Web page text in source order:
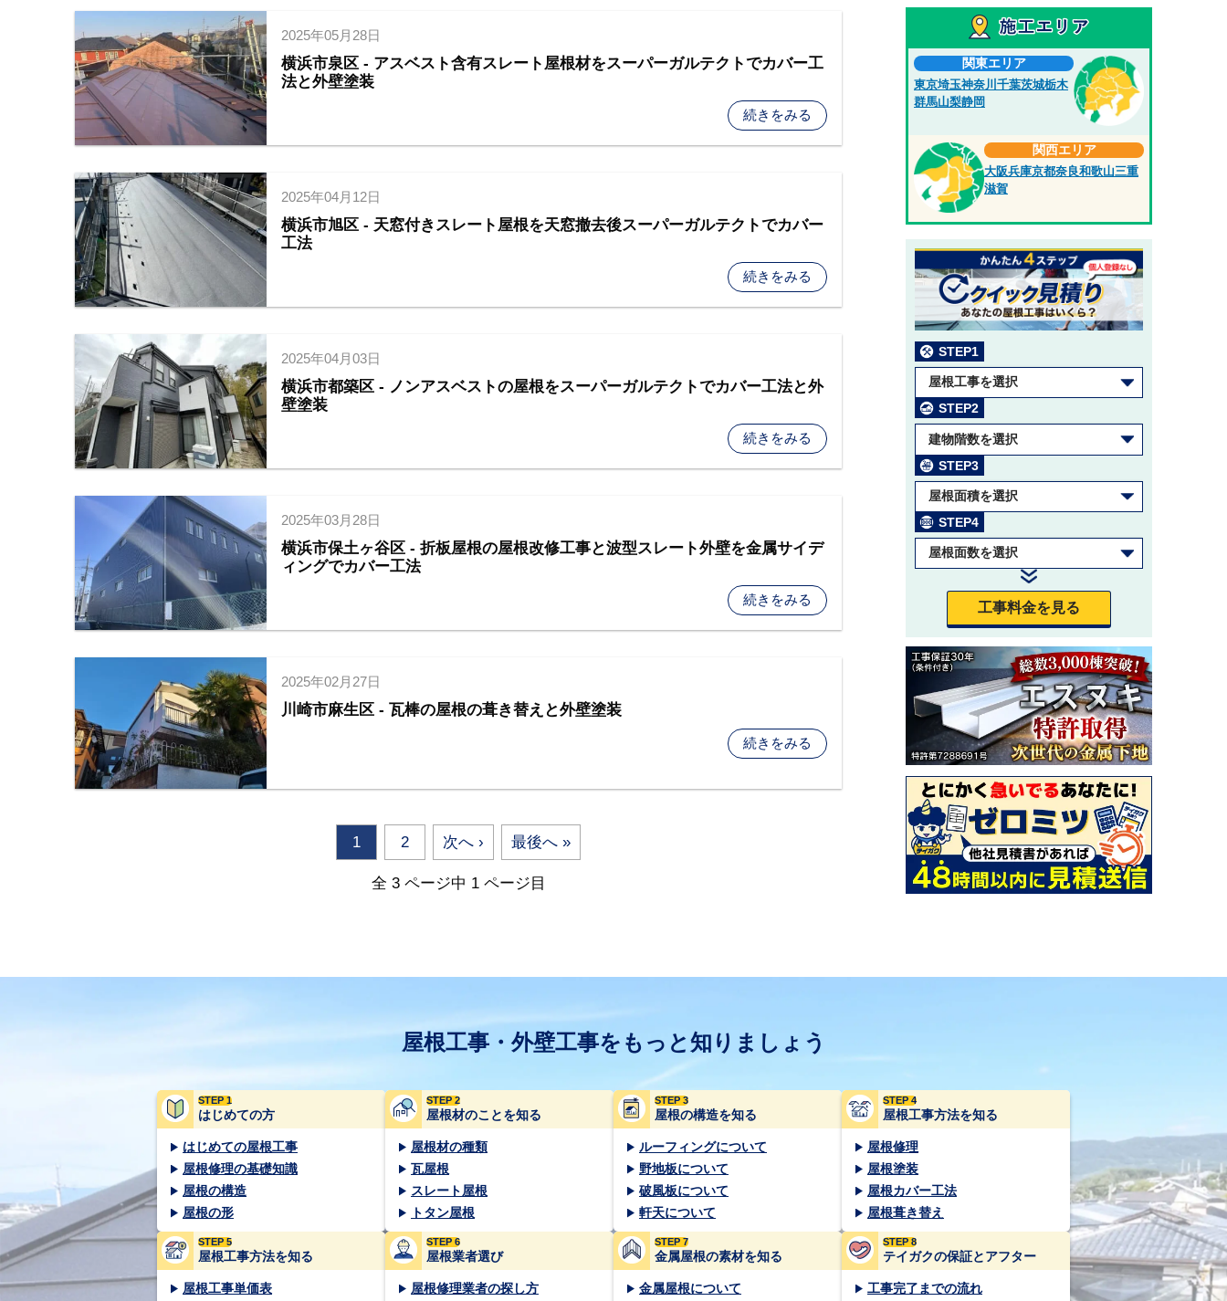
2025年05月28日
横浜市泉区 - アスベスト含有スレート屋根材をスーパーガルテクトでカバー工
法と外壁塗装
続きをみる
2025年04月12日
横浜市旭区 - 天窓付きスレート屋根を天窓撤去後スーパーガルテクトでカバー
工法
続きをみる
2025年04月03日
横浜市都築区 - ノンアスベストの屋根をスーパーガルテクトでカバー工法と外
壁塗装
続きをみる
2025年03月28日
横浜市保土ヶ谷区 - 折板屋根の屋根改修工事と波型スレート外壁を金属サイデ
ィングでカバー工法
続きをみる
2025年02月27日
川崎市麻生区 - 瓦棒の屋根の葺き替えと外壁塗装
続きをみる
1 2 次へ › 最後へ »
全 3 ページ中 1 ページ目
関東エリア
東京埼玉神奈川 千葉茨城栃木
群馬山梨静岡
関西エリア
大阪兵庫京都奈良和歌山三重
滋賀
STEP1
屋根工事を選択
STEP2
建物階数を選択
STEP3
屋根面積を選択
STEP4
屋根面数を選択
工事料金を見る
屋根工事・外壁工事をもっと知りましょう
STEP 1
はじめての方
はじめての屋根工事
屋根修理の基礎知識
屋根の構造
屋根の形
STEP 2
屋根材のことを知る
屋根材の種類
瓦屋根
スレート屋根
トタン屋根
STEP 3
屋根の構造を知る
ルーフィングについて
野地板について
破風板について
軒天について
STEP 4
屋根工事方法を知る
屋根修理
屋根塗装
屋根カバー工法
屋根葺き替え
STEP 5
屋根工事方法を知る
屋根工事単価表
STEP 6
屋根業者選び
屋根修理業者の探し方
STEP 7
金属屋根の素材を知る
金属屋根について
STEP 8
テイガクの保証とアフター
工事完了までの流れ